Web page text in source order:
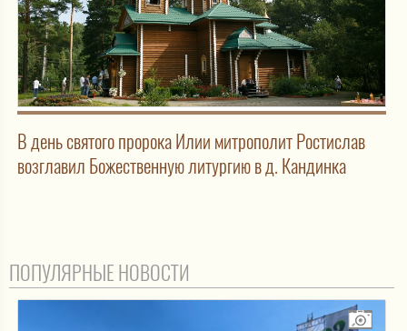
В день святого пророка Илии митрополит Ростислав
возглавил Божественную литургию в д. Кандинка
ПОПУЛЯРНЫЕ НОВОСТИ